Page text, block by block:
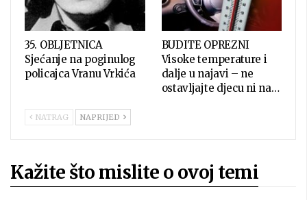
35. OBLJETNICA
Sjećanje na poginulog
policajca Vranu Vrkića
BUDITE OPREZNI
Visoke temperature i
dalje u najavi – ne
ostavljajte djecu ni na…
NATRAG NAPRIJED
Kažite što mislite o ovoj temi